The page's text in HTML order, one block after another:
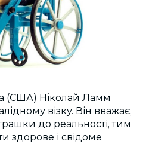
(США) Ніколай Ламм
візку. Він вважає,
до реальності, тим
здорове і свідоме